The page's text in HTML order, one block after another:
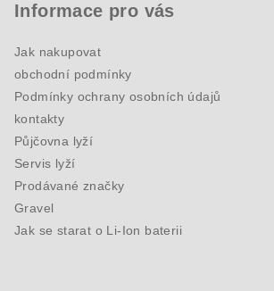
Informace pro vás
Jak nakupovat
obchodní podmínky
Podmínky ochrany osobních údajů
kontakty
Půjčovna lyží
Servis lyží
Prodávané značky
Gravel
Jak se starat o Li-Ion baterii